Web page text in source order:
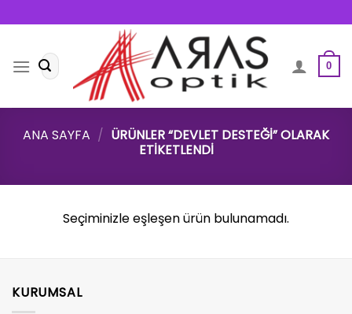
to
content
Ara: 0
ANA SAYFA / ÜRÜNLER “DEVLET DESTEĞI” OLARAK
ETIKETLENDI
Seçiminizle eşleşen ürün bulunamadı.
KURUMSAL